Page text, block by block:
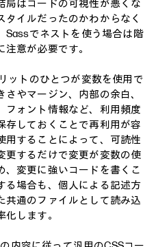
局はコードの可視性が悪くな
イルだったのかわからなく
Sassでネストを使う場合は階
意が必要です。
ットのひとつが変数を使用で
やマージン、内部の余白、
フォント情報など、利用頻度
存しておくことで再利用が容
用することによって、可読性
更するだけで変更が変数の使
、変更に強いコードを書くこ
る場合も、個人による記述方
共通のファイルとして読み込
します。